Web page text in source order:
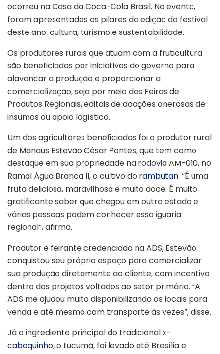
ocorreu na Casa da Coca-Cola Brasil. No evento,
foram apresentados os pilares da edição do festival
deste ano: cultura, turismo e sustentabilidade.
Os produtores rurais que atuam com a fruticultura
são beneficiados por iniciativas do governo para
alavancar a produção e proporcionar a
comercialização, seja por meio das Feiras de
Produtos Regionais, editais de doações onerosas de
insumos ou apoio logístico.
Um dos agricultores beneficiados foi o produtor rural
de Manaus Estevão César Pontes, que tem como
destaque em sua propriedade na rodovia AM-010, no
Ramal Água Branca II, o cultivo do rambutan. “É uma
fruta deliciosa, maravilhosa e muito doce. É muito
gratificante saber que chegou em outro estado e
várias pessoas podem conhecer essa iguaria
regional”, afirma.
Produtor e feirante credenciado na ADS, Estevão
conquistou seu próprio espaço para comercializar
sua produção diretamente ao cliente, com incentivo
dentro dos projetos voltados ao setor primário. “A
ADS me ajudou muito disponibilizando os locais para
venda e até mesmo com transporte às vezes”, disse.
Já o ingrediente principal do tradicional x-
caboquinho, o tucumã, foi levado até Brasília e